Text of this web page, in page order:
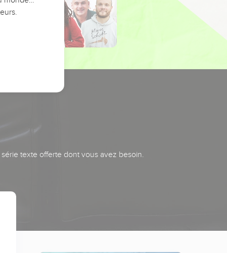
texte offerte dont vous avez besoin.